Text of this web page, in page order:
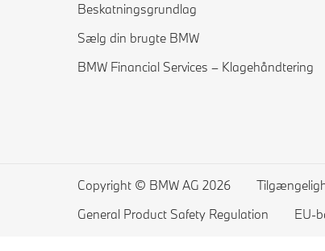
Beskatningsgrundlag
Sælg din brugte BMW
BMW Financial Services – Klagehåndtering
Copyright © BMW AG 2026
General Product Safety Regulation
EU-